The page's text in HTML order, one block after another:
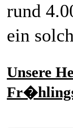
rund
ein
Unsere